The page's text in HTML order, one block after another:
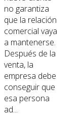
no garantiza
que la relación
comercial vaya
a mantenerse.
Después de la
venta, la
empresa debe
conseguir que
esa persona
ad...